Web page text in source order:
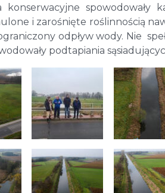
konserwacyjne
i zarośnięte roślinnością
odpływ wody. Nie
podtapiania